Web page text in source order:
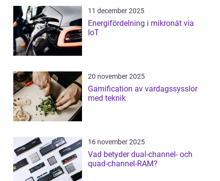
11 december 2025
Energifördelning i mikronät via
IoT
20 november 2025
Gamification av vardagssysslor
med teknik
16 november 2025
Vad betyder dual-channel- och
quad-channel-RAM?